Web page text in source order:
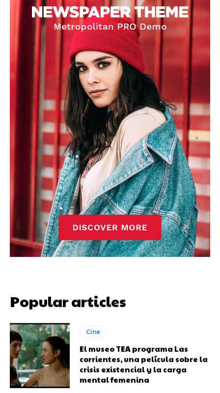
Popular articles
Cine
El museo TEA programa Las
corrientes, una película sobre la
crisis existencial y la carga
mental femenina